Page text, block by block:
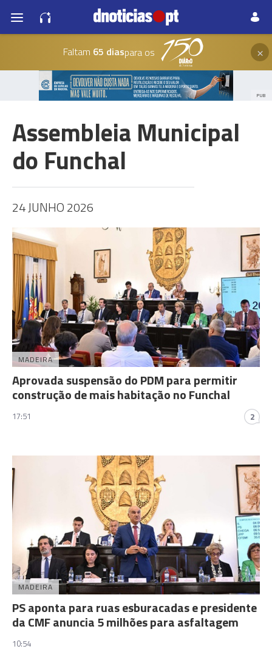
Faltam 65 diaspara os ×
PUB
Assembleia Municipal
do Funchal
24 JUNHO 2026
MADEIRA
Aprovada suspensão do PDM para permitir
construção de mais habitação no Funchal
17:51 2
MADEIRA
PS aponta para ruas esburacadas e presidente
da CMF anuncia 5 milhões para asfaltagem
10:54